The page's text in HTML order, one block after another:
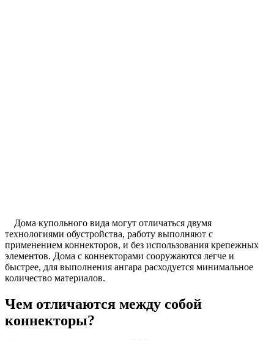
Дома купольного вида могут отличаться двумя
технологиями обустройства, работу выполняют с
применением коннекторов, и без использования крепежных
элементов. Дома с коннекторами сооружаются легче и
быстрее, для выполнения ангара расходуется минимальное
количество материалов.
Чем отличаются между собой
коннекторы?